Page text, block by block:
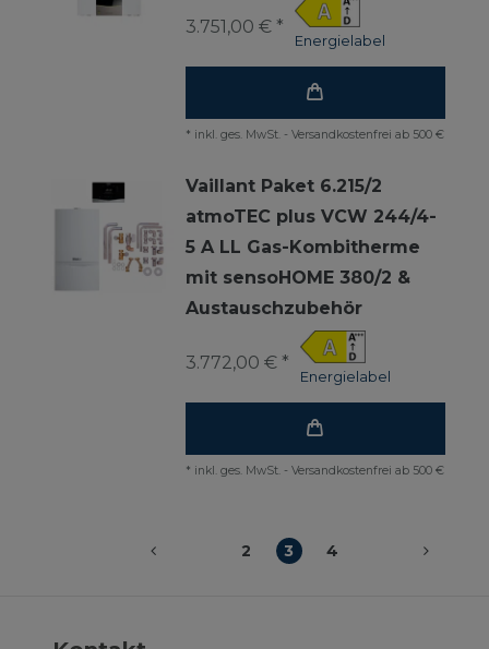
Energielabel
3.751,00 € *
* inkl. ges. MwSt. - Versandkostenfrei ab 500 €
Vaillant Paket 6.215/2
atmoTEC plus VCW 244/4-
5 A LL Gas-Kombitherme
mit sensoHOME 380/2 &
Austauschzubehör
Energielabel
3.772,00 € *
* inkl. ges. MwSt. - Versandkostenfrei ab 500 €
2 3 4